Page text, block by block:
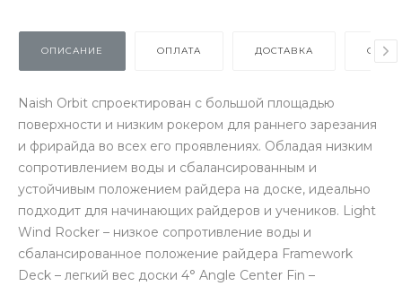
ОПИСАНИЕ ОПЛАТА ДОСТАВКА
Naish Orbit спроектирован с большой площадью
поверхности и низким рокером для раннего зарезания
и фрирайда во всех его проявлениях. Обладая низким
сопротивлением воды и сбалансированным и
устойчивым положением райдера на доске, идеально
подходит для начинающих райдеров и учеников. Light
Wind Rocker – низкое сопротивление воды и
сбалансированное положение райдера Framework
Deck – легкий вес доски 4° Angle Center Fin –